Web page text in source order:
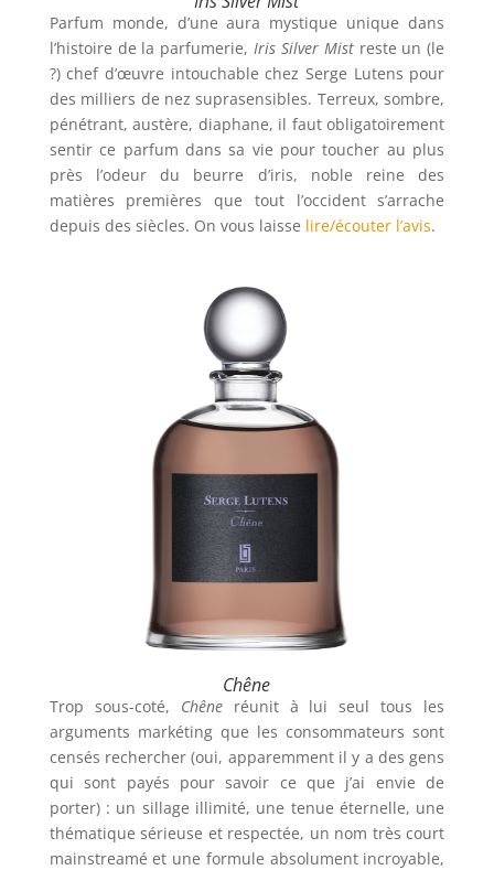
Parfum monde, d’une aura mystique unique dans
l’histoire de la parfumerie, Iris Silver Mistreste un (le
?) chef d’œuvre intouchable chez Serge Lutens pour
des milliers de nez suprasensibles. Terreux, sombre,
pénétrant, austère, diaphane, il faut obligatoirement
sentir ce parfum dans sa vie pour toucher au plus
près l’odeur du beurre d’iris, noble reine des
matières premières que tout l’occident s’arrache
depuis des siècles. On vous laisse lire/écouter l’avis.
Chêne
Trop sous-coté, Chêneréunit à lui seul tous les
arguments markéting que les consommateurs sont
censés rechercher (oui, apparemment il y a des gens
qui sont payés pour savoir ce que j’ai envie de
porter) : un sillage illimité, une tenue éternelle, une
thématique sérieuse et respectée, un nom très court
mainstreamé et une formule absolument incroyable,